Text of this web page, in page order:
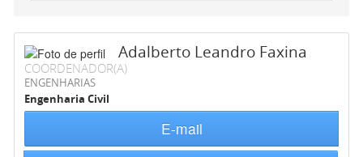
Adalberto Leandro Faxina
COORDENADOR(A)
ENGENHARIAS
Engenharia Civil
E-mail